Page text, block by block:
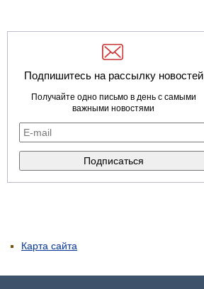
Подпишитесь на рассылку новостей
Получайте одно письмо в день с самыми
важными новостями
Карта сайта